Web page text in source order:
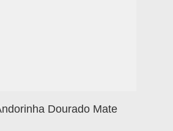
Dourado Mate